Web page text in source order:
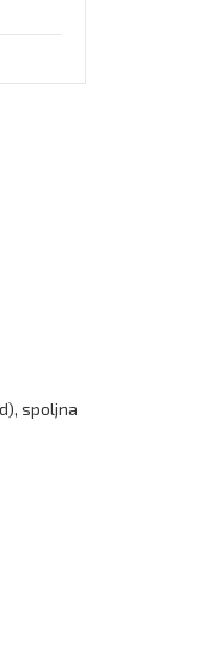
spoljna